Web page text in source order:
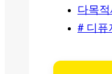
다목
# 디퓨